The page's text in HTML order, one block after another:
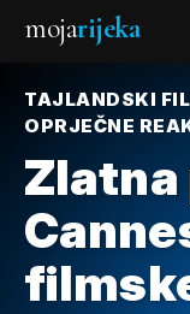
mojarijeka
TAJLANDSKI
OPRJEČNE
Zlatna